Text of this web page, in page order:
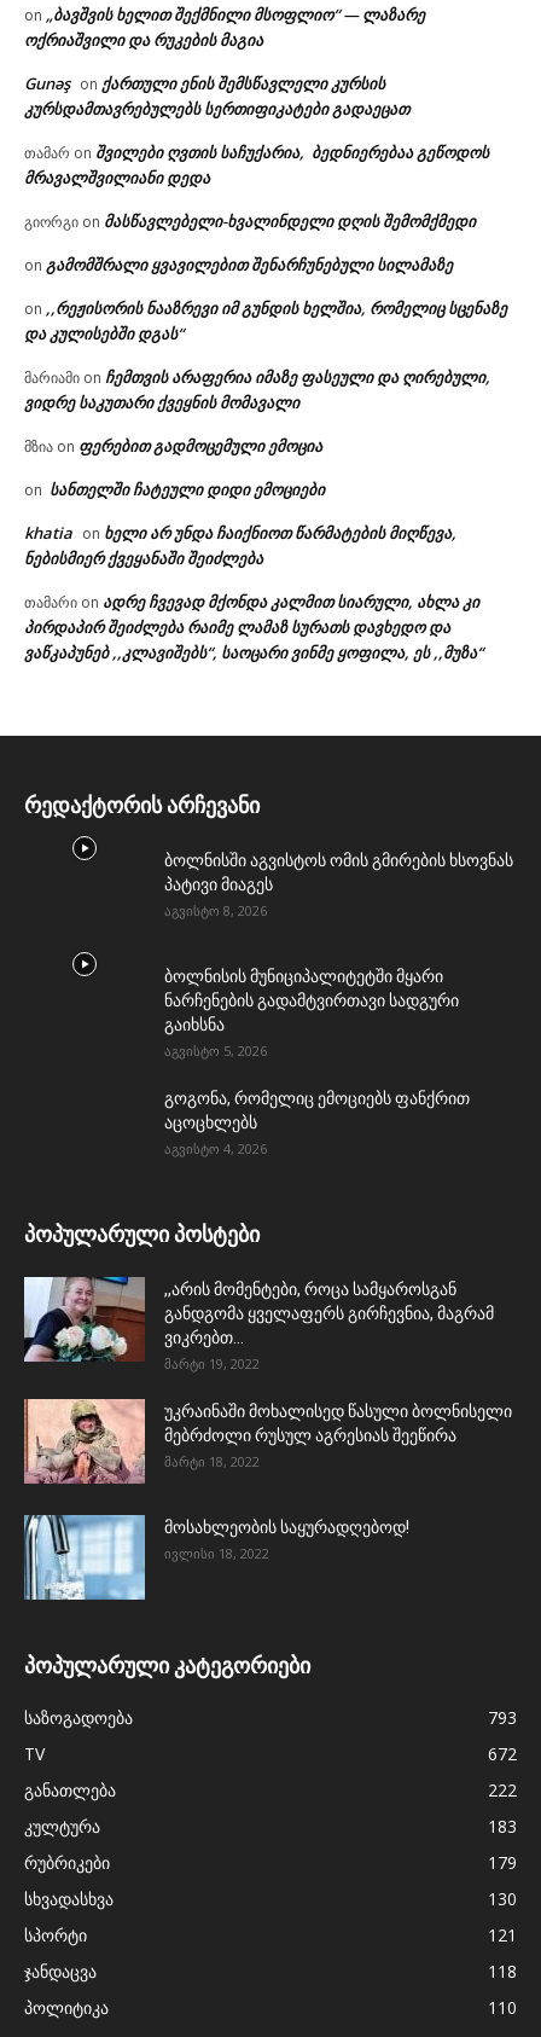
on „ბავშვის ხელით შექმნილი მსოფლიო“ — ლაზარე
ოქრიაშვილი და რუკების მაგია
Gunəş on ქართული ენის შემსწავლელი კურსის
კურსდამთავრებულებს სერთიფიკატები გადაეცათ
თამარ on შვილები ღვთის საჩუქარია, ბედნიერებაა გეწოდოს
მრავალშვილიანი დედა
გიორგი on მასწავლებელი-ხვალინდელი დღის შემომქმედი
on გამომშრალი ყვავილებით შენარჩუნებული სილამაზე
on ,,რეჟისორის ნააზრევი იმ გუნდის ხელშია, რომელიც სცენაზე
და კულისებში დგას“
მარიამი on ჩემთვის არაფერია იმაზე ფასეული და ღირებული,
ვიდრე საკუთარი ქვეყნის მომავალი
მზია on ფერებით გადმოცემული ემოცია
on სანთელში ჩატეული დიდი ემოციები
khatia on ხელი არ უნდა ჩაიქნიოთ წარმატების მიღწევა,
ნებისმიერ ქვეყანაში შეიძლება
თამარი on ადრე ჩვევად მქონდა კალმით სიარული, ახლა კი
პირდაპირ შეიძლება რაიმე ლამაზ სურათს დავხედო და
ვაწკაპუნებ ,,კლავიშებს“, საოცარი ვინმე ყოფილა, ეს ,,მუზა“
რედაქტორის არჩევანი
ბოლნისში აგვისტოს ომის გმირების ხსოვნას
პატივი მიაგეს
აგვისტო 8, 2026
ბოლნისის მუნიციპალიტეტში მყარი
ნარჩენების გადამტვირთავი სადგური
გაიხსნა
აგვისტო 5, 2026
გოგონა, რომელიც ემოციებს ფანქრით
აცოცხლებს
აგვისტო 4, 2026
პოპულარული პოსტები
,,არის მომენტები, როცა სამყაროსგან
განდგომა ყველაფერს გირჩევნია, მაგრამ
ვიკრებთ...
მარტი 19, 2022
უკრაინაში მოხალისედ წასული ბოლნისელი
მებრძოლი რუსულ აგრესიას შეეწირა
მარტი 18, 2022
მოსახლეობის საყურადღებოდ!
ივლისი 18, 2022
პოპულარული კატეგორიები
საზოგადოება
793
TV
672
განათლება
222
კულტურა
183
რუბრიკები
179
სხვადასხვა
130
სპორტი
121
ჯანდაცვა
118
პოლიტიკა
110